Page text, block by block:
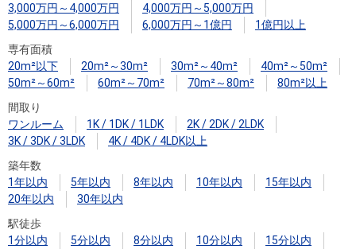
3,000万円～4,000万円
4,000万円～5,000万円
5,000万円～6,000万円
6,000万円～1億円
1億円以上
専有面積
20m²以下
20m²～30m² 30m²～40m²
40m²～50m²
50m²～60m²
60m²～70m² 70m²～80m²
80m²以上
間取り
ワンルーム
1K / 1DK / 1LDK
2K / 2DK / 2LDK
3K / 3DK / 3LDK
4K / 4DK / 4LDK以上
築年数
1年以内
5年以内 8年以内 10年以内
15年以内
20年以内
30年以内
駅徒歩
1分以内
5分以内 8分以内 10分以内
15分以内